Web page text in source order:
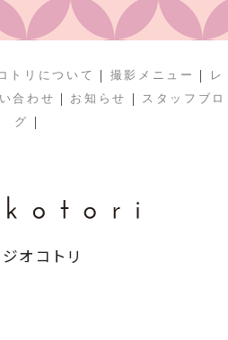
トリについて | 撮影メニュー |
レ
合わせ | お知らせ |
スタッフブロ
グ
|
オコトリ